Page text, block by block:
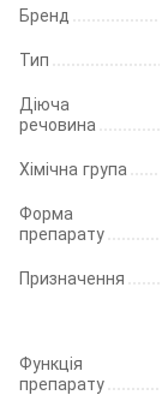
Бренд
Тип
Діюча
речовина
Хімічна група
Форма
препарату
Призначення
Функція
препарату